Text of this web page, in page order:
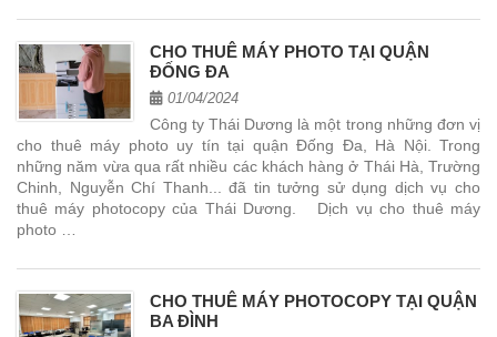
CHO THUÊ MÁY PHOTO TẠI QUẬN
ĐỐNG ĐA
01/04/2024
Công ty Thái Dương là một trong những đơn vị
cho thuê máy photo uy tín tại quận Đống Đa, Hà Nội. Trong
những năm vừa qua rất nhiều các khách hàng ở Thái Hà, Trường
Chinh, Nguyễn Chí Thanh... đã tin tưởng sử dụng dịch vụ cho
thuê máy photocopy của Thái Dương. Dịch vụ cho thuê máy
photo …
CHO THUÊ MÁY PHOTOCOPY TẠI QUẬN
BA ĐÌNH